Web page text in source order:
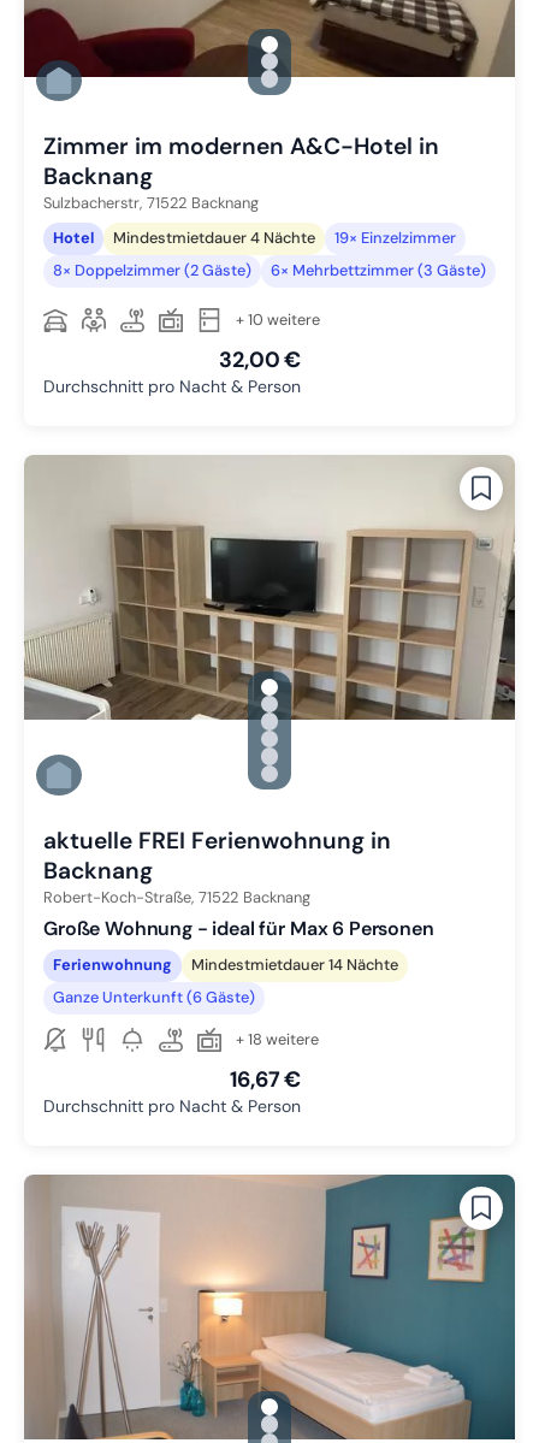
gallery.slide_selector
Zu Slide 1 wechseln
Zu Slide 2 wechseln
Zu Slide 3 wechseln
Zimmer im modernen A&C-Hotel in
Backnang
Sulzbacherstr, 71522 Backnang
Hotel
Mindestmietdauer 4 Nächte
19× Einzelzimmer
8× Doppelzimmer (2 Gäste)
6× Mehrbettzimmer (3 Gäste)
+ 10 weitere
32,00 €
Durchschnitt pro Nacht & Person
gallery.slide_selector
Zu Slide 1 wechseln
Zu Slide 2 wechseln
Zu Slide 3 wechseln
Zu Slide 4 wechseln
Zu Slide 5 wechseln
Zu Slide 6 wechseln
aktuelle FREI Ferienwohnung in
Backnang
Robert-Koch-Straße, 71522 Backnang
Große Wohnung - ideal für Max 6 Personen
Ferienwohnung
Mindestmietdauer 14 Nächte
Ganze Unterkunft (6 Gäste)
+ 18 weitere
16,67 €
Durchschnitt pro Nacht & Person
gallery.slide_selector
Zu Slide 1 wechseln